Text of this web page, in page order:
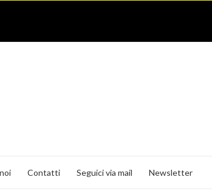
Contatti Seguici via mail Newsletter